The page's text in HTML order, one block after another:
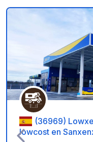
(36969)
lowcost en